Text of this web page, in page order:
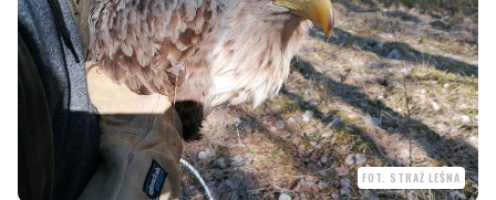
FOT. STRAŻ LEŚNA
Turyści i leśnicy pomogli rannemu bielikowi, który leżał na ściółce
leśnej w okolicach Wejherowa. Ptak drapieżny trafi na obserwację